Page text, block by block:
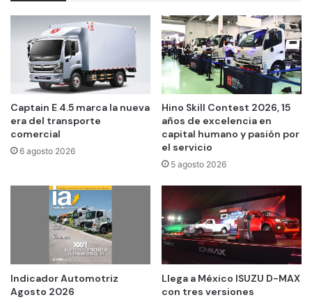
Captain E 4.5 marca la nueva
era del transporte
comercial
6 agosto 2026
Hino Skill Contest 2026, 15
años de excelencia en
capital humano y pasión por
el servicio
5 agosto 2026
Indicador Automotriz
Agosto 2026
Llega a México ISUZU D-MAX
con tres versiones